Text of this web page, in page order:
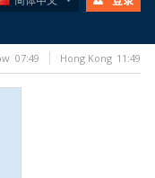
07:49 Hong Kong 11:49